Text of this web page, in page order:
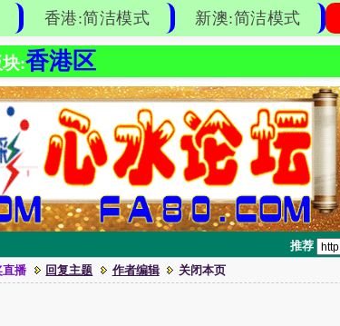
香港:简洁模式 新澳:简洁模式
:香港区
推荐
直播 回复主题 作者编辑 关闭本页